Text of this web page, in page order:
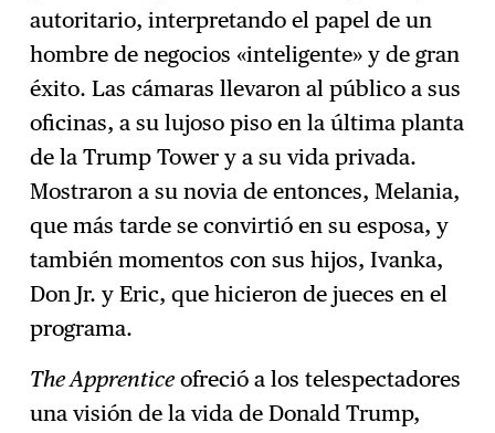
autoritario, interpretando el papel de un
hombre de negocios «inteligente» y de gran
éxito. Las cámaras llevaron al público a sus
oficinas, a su lujoso piso en la última planta
de la Trump Tower y a su vida privada.
Mostraron a su novia de entonces, Melania,
que más tarde se convirtió en su esposa, y
también momentos con sus hijos, Ivanka,
Don Jr. y Eric, que hicieron de jueces en el
programa.
The Apprenticeofreció a los telespectadores
una visión de la vida de Donald Trump,